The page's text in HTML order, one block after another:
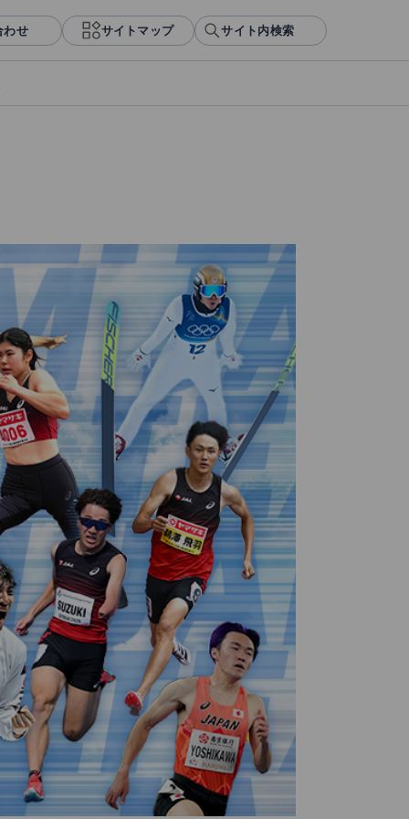
わせ サイトマップ サイト内検索